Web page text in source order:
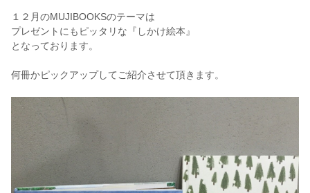
１２月のMUJIBOOKSのテーマは
プレゼントにもピッタリな『しかけ絵本』
となっております。
何冊かピックアップしてご紹介させて頂きます。